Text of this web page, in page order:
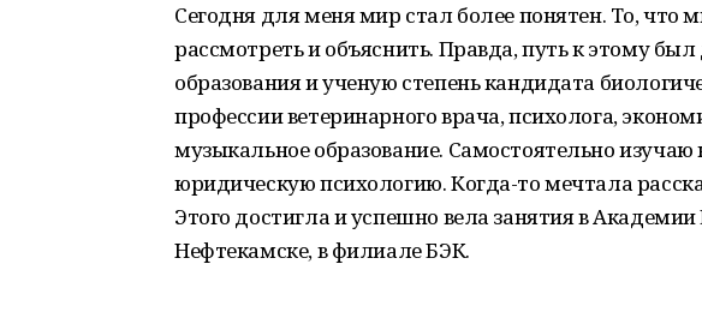
Сегодня для меня мир стал более понятен. То, что
рассмотреть и объяснить. Правда, путь к этому
образования и ученую степень кандидата
профессии ветеринарного врача, психолога,
музыкальное образование. Самостоятельно
юридическую психологию. Когда-то мечтала
Этого достигла и успешно вела занятия в
Нефтекамске, в филиале БЭК.